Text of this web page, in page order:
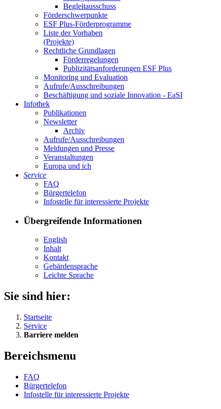
Be­glei­taus­schuss
För­der­schwer­punk­te
ESF Plus-För­der­pro­gram­me
Lis­te der Vor­ha­ben
(Pro­jek­te)
Recht­li­che Grund­la­gen
För­der­re­ge­lun­gen
Pu­bli­zi­täts­an­for­de­run­gen ESF Plus
Mo­ni­to­ring und Eva­lua­ti­on
Auf­ru­fe/Aus­schrei­bun­gen
Be­schäf­ti­gung und so­zia­le In­no­va­ti­on - Ea­SI
In­fo­thek
Pu­bli­ka­tio­nen
Newslet­ter
Ar­chiv
Auf­ru­fe/Aus­schrei­bun­gen
Mel­dun­gen und Pres­se
Ver­an­stal­tun­gen
Eu­ro­pa und ich
Ser­vice
FAQ
Bür­ger­te­le­fon
In­fo­stel­le für in­ter­es­sier­te Pro­jek­te
Übergreifende Informationen
English
In­halt
Kon­takt
Ge­bär­den­spra­che
Leich­te Spra­che
Sie sind hier:
Startseite
Service
Barriere melden
Bereichsmenu
FAQ
Bür­ger­te­le­fon
In­fo­stel­le für in­ter­es­sier­te Pro­jek­te